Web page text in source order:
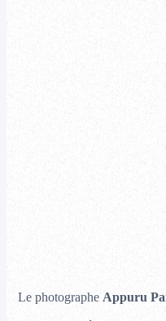
Le photographe Appuru